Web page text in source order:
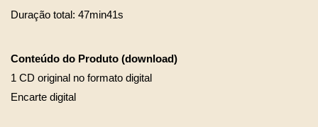
Duração total: 47min41s
Conteúdo do Produto (download)
1 CD original no formato digital
Encarte digital